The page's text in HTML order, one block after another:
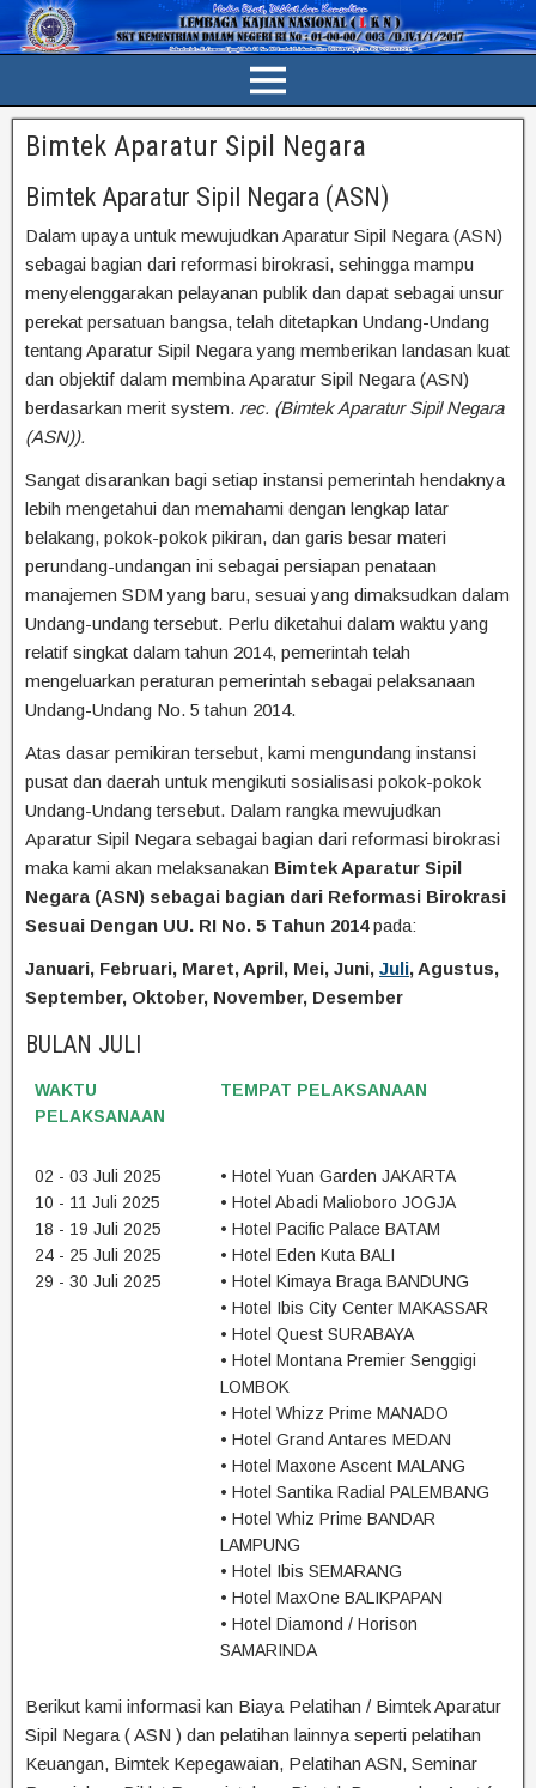
Bimtek Aparatur Sipil Negara
Bimtek Aparatur Sipil Negara (ASN)
Dalam upaya untuk mewujudkan Aparatur Sipil Negara (ASN)
sebagai bagian dari reformasi birokrasi, sehingga mampu
menyelenggarakan pelayanan publik dan dapat sebagai unsur
perekat persatuan bangsa, telah ditetapkan Undang-Undang
tentang Aparatur Sipil Negara yang memberikan landasan kuat
dan objektif dalam membina Aparatur Sipil Negara (ASN)
berdasarkan merit system. rec. (Bimtek Aparatur Sipil Negara
(ASN)).
Sangat disarankan bagi setiap instansi pemerintah hendaknya
lebih mengetahui dan memahami dengan lengkap latar
belakang, pokok-pokok pikiran, dan garis besar materi
perundang-undangan ini sebagai persiapan penataan
manajemen SDM yang baru, sesuai yang dimaksudkan dalam
Undang-undang tersebut. Perlu diketahui dalam waktu yang
relatif singkat dalam tahun 2014, pemerintah telah
mengeluarkan peraturan pemerintah sebagai pelaksanaan
Undang-Undang No. 5 tahun 2014.
Atas dasar pemikiran tersebut, kami mengundang instansi
pusat dan daerah untuk mengikuti sosialisasi pokok-pokok
Undang-Undang tersebut. Dalam rangka mewujudkan
Aparatur Sipil Negara sebagai bagian dari reformasi birokrasi
maka kami akan melaksanakan Bimtek Aparatur Sipil
Negara (ASN) sebagai bagian dari Reformasi Birokrasi
Sesuai Dengan UU. RI No. 5 Tahun 2014pada:
Januari, Februari, Maret, April, Mei, Juni, Juli, Agustus,
September, Oktober, November, Desember
BULAN JULI
WAKTU
PELAKSANAAN
TEMPAT PELAKSANAAN
02 - 03 Juli 2025
10 - 11 Juli 2025
18 - 19 Juli 2025
24 - 25 Juli 2025
29 - 30 Juli 2025
• Hotel Yuan Garden JAKARTA
• Hotel Abadi Malioboro JOGJA
• Hotel Pacific Palace BATAM
• Hotel Eden Kuta BALI
• Hotel Kimaya Braga BANDUNG
• Hotel Ibis City Center MAKASSAR
• Hotel Quest SURABAYA
• Hotel Montana Premier Senggigi
LOMBOK
• Hotel Whizz Prime MANADO
• Hotel Grand Antares MEDAN
• Hotel Maxone Ascent MALANG
• Hotel Santika Radial PALEMBANG
• Hotel Whiz Prime BANDAR
LAMPUNG
• Hotel Ibis SEMARANG
• Hotel MaxOne BALIKPAPAN
• Hotel Diamond / Horison
SAMARINDA
Berikut kami informasi kan Biaya Pelatihan / Bimtek Aparatur
Sipil Negara ( ASN ) dan pelatihan lainnya seperti pelatihan
Keuangan, Bimtek Kepegawaian, Pelatihan ASN, Seminar